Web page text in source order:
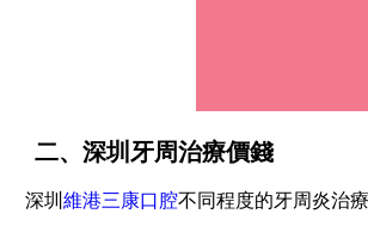
二、深圳牙周治療價錢
深圳 維港三康口腔不同程度的牙周炎治